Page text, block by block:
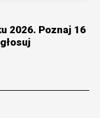
2026. Poznaj 16